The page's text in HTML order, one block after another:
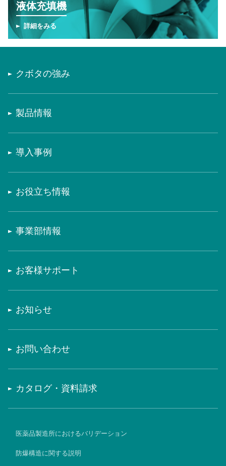
液体充填機
詳細をみる
クボタの強み
製品情報
導入事例
お役立ち情報
事業部情報
お客様サポート
お知らせ
お問い合わせ
カタログ・資料請求
医薬品製造所におけるバリデーション
防爆構造に関する説明